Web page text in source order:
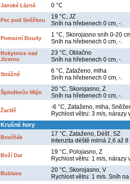
Janské Lázně 0 °C
Pec pod Sněžkou
19 °C, JZ
Sníh na hřebenech 0 cm, -.
Pomezní Boudy
1 °C, Skorojasno sníh 0-20
Sníh na hřebenech 0 cm, -.
Rokytnice nad
Jizerou
23 °C, Oblačno
Sníh na hřebenech 0 cm, -.
Strážné
6 °C, Zataženo, mlha
Sníh na hřebenech 0 cm, -.
Špindlerův Mlýn
20 °C, Skorojasno, Z
Sníh na hřebenech 0 cm, -.
Žacléř
-6 °C, Zataženo, mlha,
Rychlost větru: 3 m/s, nárazy
Krušné hory
Bouřňák
17 °C, Zataženo, Déšť, SZ
Intenzita déště mírná 2,6 až
Boží Dar
19 °C, Polojasno, Z
Rychlost větru: 1 m/s, nárazy
Bublava
20 °C, Skorojasno, V
Rychlost větru: 1 m/s. Sníh